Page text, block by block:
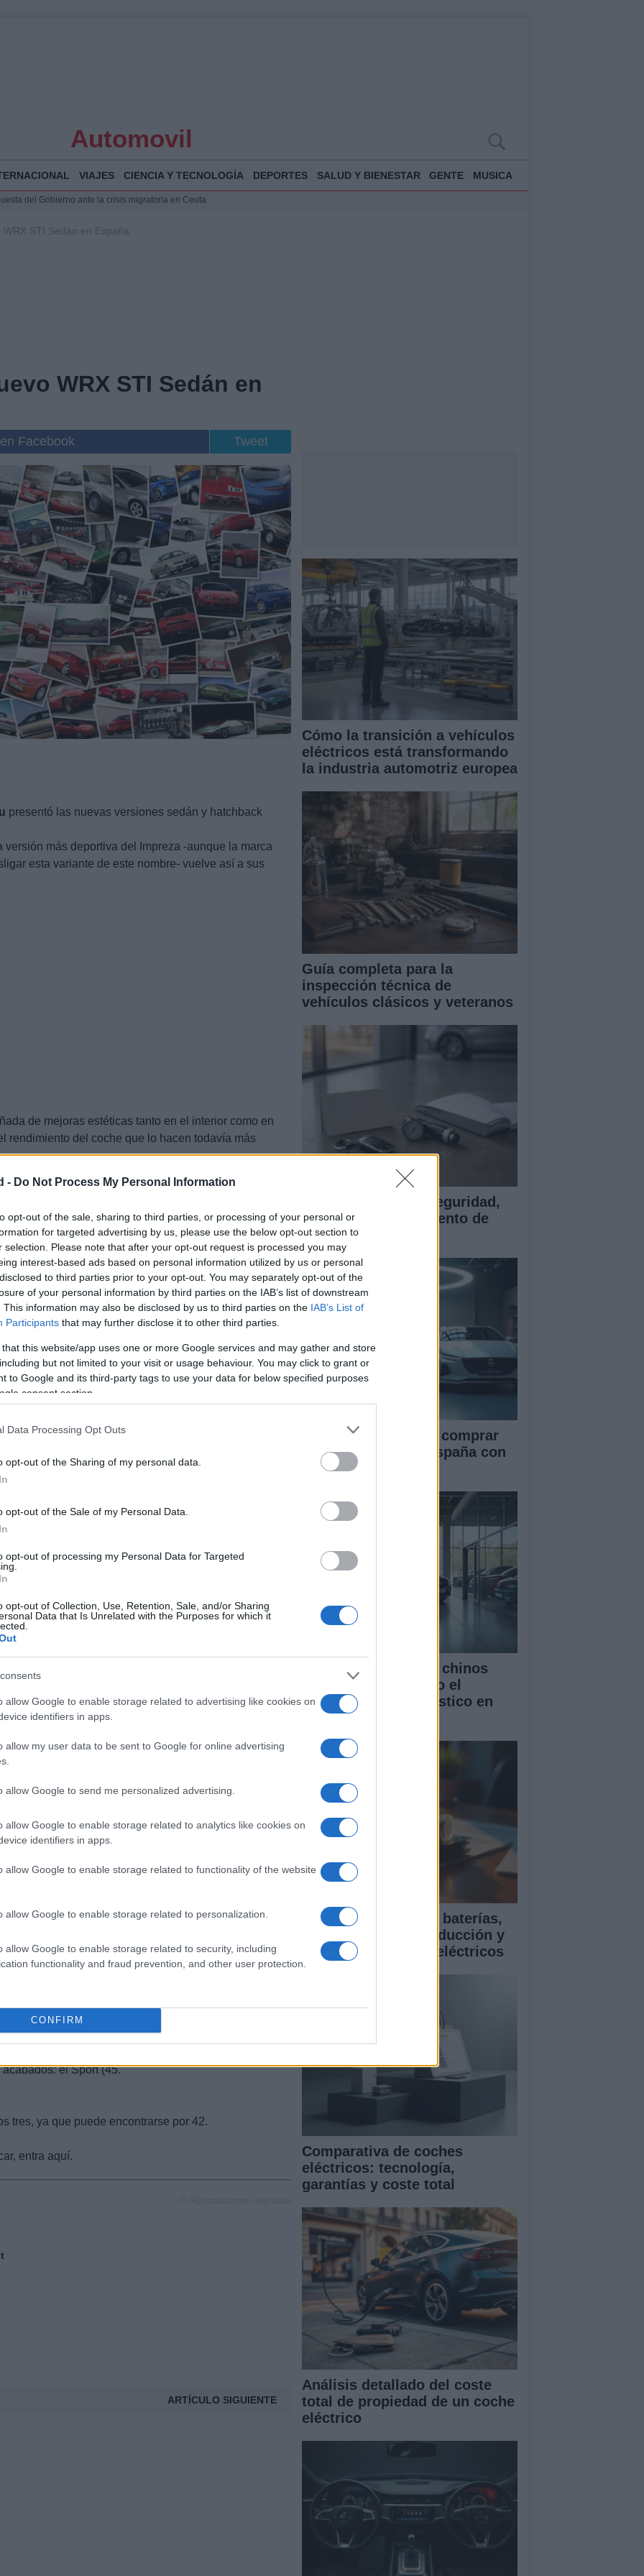
- Do Not Process My Personal Information
opt-out of the sale, sharing to third parties, or processing of your personal or
for targeted advertising by us, please use the below opt-out section to
selection. Please note that after your opt-out request is processed you may
interest-based ads based on personal information utilized by us or personal
to third parties prior to your opt-out. You may separately opt-out of the
of your personal information by third parties on the IAB’s list of downstream
This information may also be disclosed by us to third parties on the IAB’s List of
Participants that may further disclose it to other third parties.
that this website/app uses one or more Google services and may gather and store
but not limited to your visit or usage behaviour. You may click to grant or
to Google and its third-party tags to use your data for below specified purposes
consent section.
Data Processing Opt Outs
opt-out of the Sharing of my personal data.
opt-out of the Sale of my Personal Data.
opt-out of processing my Personal Data for Targeted
opt-out of Collection, Use, Retention, Sale, and/or Sharing
Data that Is Unrelated with the Purposes for which it
allow Google to enable storage related to advertising like cookies on
identifiers in apps.
allow my user data to be sent to Google for online advertising
allow Google to send me personalized advertising.
allow Google to enable storage related to analytics like cookies on
identifiers in apps.
allow Google to enable storage related to functionality of the website
allow Google to enable storage related to personalization.
allow Google to enable storage related to security, including
functionality and fraud prevention, and other user protection.
CONFIRM
Automovil
VIAJES CIENCIA Y TECNOLOGÍA DEPORTES SALUD Y BIENESTAR GENTE MUSICA
del Gobierno ante la crisis migratoria en Ceuta
Jesús Vivas en Palma para analizar la situación en Ceuta
STI Sedán en España
WRX STI Sedán en
Facebook Tweet
presentó las nuevas versiones sedán y hatchback
versión más deportiva del Impreza -aunque la marca
esta variante de este nombre- vuelve así a sus
de mejoras estéticas tanto en el interior como en
rendimiento del coche que lo hacen todavía más
el motor Boxer turbo, cuyo bajo centro de gravedad
de tracción Symmetric I All-Wheel Drive (AWD),
hay que buscarlos en el exterior.
así como alrededor de los faros, se han
negro.
nueva parrilla, que acentúa la personalidad
difusor trasero que lleva la caja sedán.
en la suspensión que se ha rebajado en 5 mm
este sistema son de aluminio.
por la carrocería sedán y la hatchback.
encontrarse en un acabado que incluye GPS,
el Sport (45.
tres, ya que puede encontrarse por 42.
entra aquí.
ARTÍCULO SIGUIENTE
Cómo la transición a vehículos
eléctricos está transformando
la industria automotriz europea
Guía completa para la
inspección técnica de
vehículos clásicos y veteranos
Guía para evaluar seguridad,
garantía y equipamiento de
coches chinos
Guía definitiva para comprar
coches chinos en España con
seguridad
Cómo los vehículos chinos
están transformando el
mercado automovilístico en
España
Guía para comparar baterías,
asistencias a la conducción y
garantía en coches eléctricos
Comparativa de coches
eléctricos: tecnología,
garantías y coste total
Análisis detallado del coste
total de propiedad de un coche
eléctrico